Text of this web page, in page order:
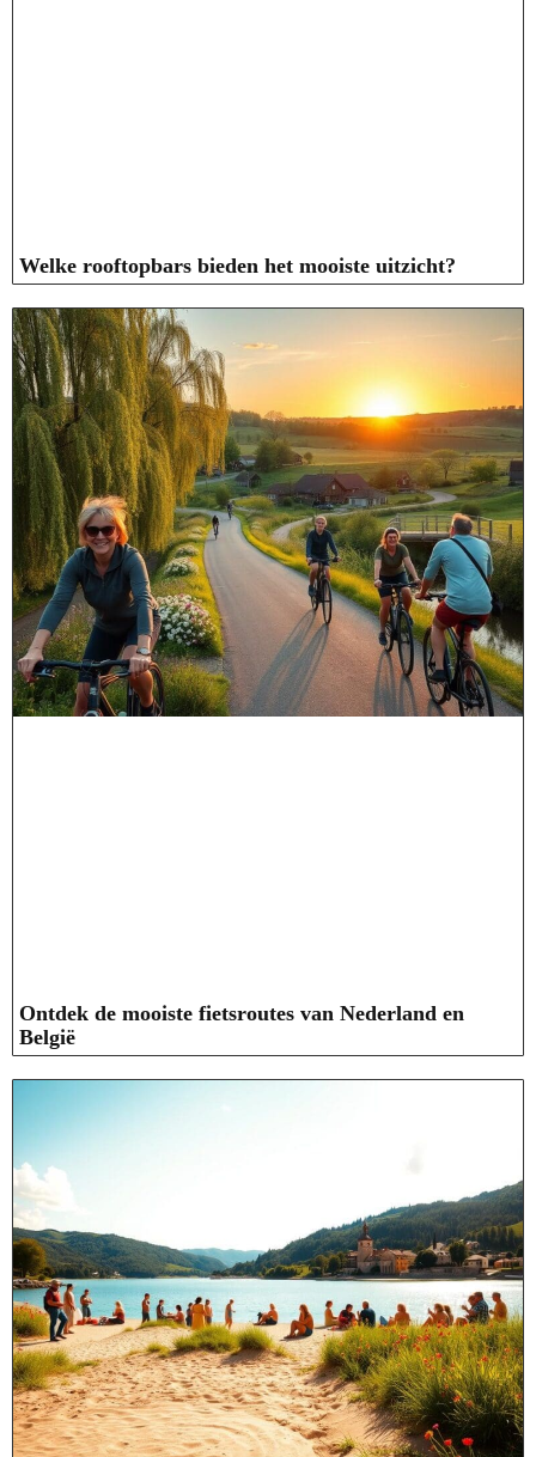
Welke rooftopbars bieden het mooiste uitzicht?
Ontdek de mooiste fietsroutes van Nederland en
België